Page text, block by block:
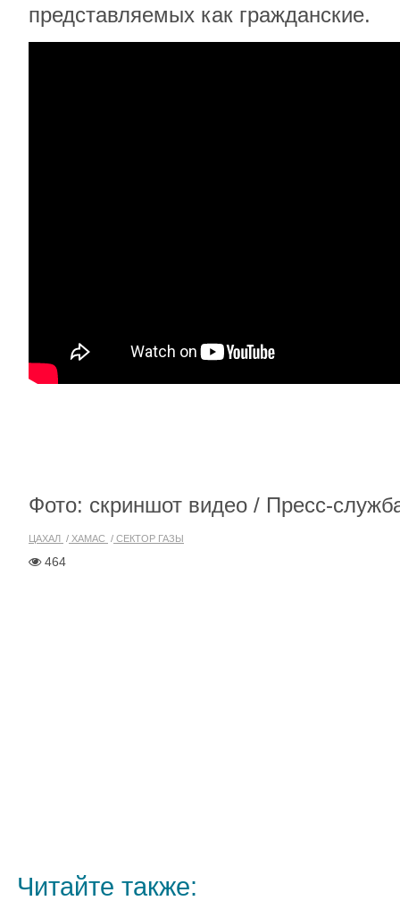
представляемых как гражданские.
Фото: скриншот видео / Пресс-
ЦАХАЛ ХАМАС СЕКТОР ГАЗЫ
464
Читайте также: